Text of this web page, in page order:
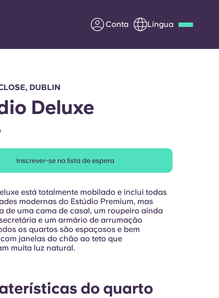
Conta Língua
Informação para os pais
Entre em contacto
connosco
DUBLIN
Deluxe
Inscrever-se na lista de espera
está totalmente mobilado e inclui todas
modernas do Estúdio Premium, mas
de uma cama de casal, um roupeiro ainda
e um armário de arrumação
os quartos são espaçosos e bem
janelas do chão ao teto que
muita luz natural.
do quarto